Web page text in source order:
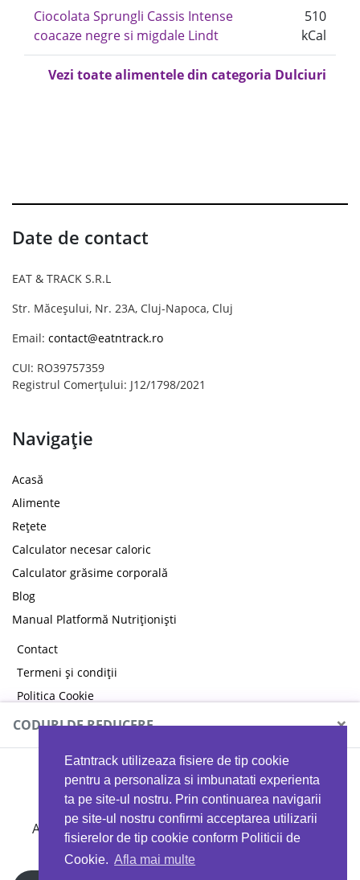
Eatntrack utilizeaza fisiere de tip cookie
pentru a personaliza si imbunatati experienta
ta pe site-ul nostru. Prin continuarea navigarii
pe site-ul nostru confirmi acceptarea utilizarii
fisierelor de tip cookie conform Politicii de
Cookie. Afla mai multe
Ciocolata Sprungli Cassis Intense
coacaze negre si migdale Lindt
510
kCal
Vezi toate alimentele din categoria Dulciuri
Date de contact
EAT & TRACK S.R.L
Str. Măceșului, Nr. 23A, Cluj-Napoca, Cluj
Email: contact@eatntrack.ro
CUI: RO39757359
Registrul Comerțului: J12/1798/2021
Navigație
Acasă
Alimente
Rețete
Calculator necesar caloric
Calculator grăsime corporală
Blog
Manual Platformă Nutriționiști
Contact
Termeni și condiții
Politica Cookie
Politica de confidențialitate
CODURI DE REDUCERE ×
MYPROTEIN
Ai 40%reducere la orice comandă folosind codul
EATTRACK